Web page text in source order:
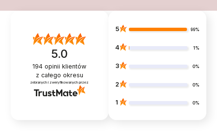
5.0
194 opinii klientów
z całego okresu
zebranych i zweryfikowanych przez
5 99%
4 1%
3 0%
2 0%
1 0%